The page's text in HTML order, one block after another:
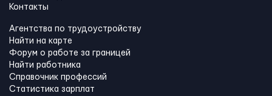
Контакты
Агентства по трудоустройству
Найти на карте
Форум о работе за границей
Найти работника
Справочник профессий
Статистика зарплат